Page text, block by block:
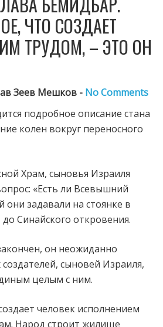
ЧТО СОЗДАЕТ
ТРУДОМ, – ЭТО ОН
Зеев Мешков - No Comments
подробное описание стана
колен вокруг переносного
Храм, сыновья Израиля
«Есть ли Всевышний
они задавали на стоянке в
Синайского откровения.
он неожиданно
сыновей Израиля,
целым с ним.
человек исполнением
Народ строит жилище